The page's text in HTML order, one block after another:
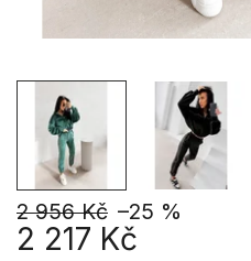
2 956 Kč –25 %
2 217 Kč